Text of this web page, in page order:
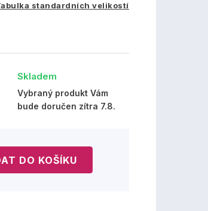
standardních velikostí
Skladem
Vybraný produkt Vám
bude doručen zítra 7.8.